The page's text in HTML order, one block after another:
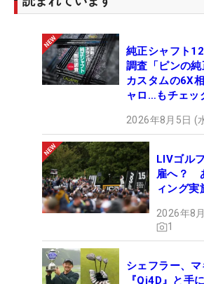
って思いましたね。いろんなデー
るタイミングとかも考えているだ
立場）だとそういうのはやっぱり
難しいですね」と、自らが経験す
ャディの大変さを知った。
プレーヤーとしてではなく、キャ
に接したことで自分の心のうちに
っぱり楽しい。ゴルフは嫌いにな
な、自分は。って思いました。嫌
したんだなと思います」。復帰に
に、ですね」と情熱が回復しつつ
純正シャフト
調査「ピンの純
カスタムの6X
ャロ…もチェッ
2026年8月5日 (
LIVゴル
雇へ？
ィング実
2026年8
1
シェフラー、
『Qi4D』と手